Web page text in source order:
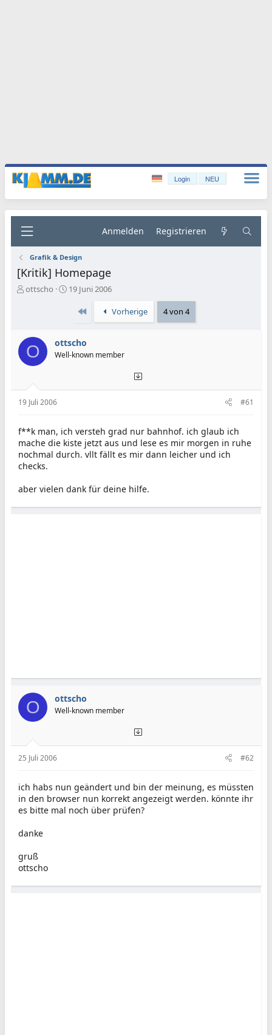
Login NEU
Anmelden Registrieren
Grafik & Design
[Kritik] Homepage
E
l
e
ottscho
E
l
l
19 Juni 2006
Erste
Vorherige 4 von 4
O ottscho
Well-known member
19 Juli 2006 #61
f**k man, ich versteh grad nur bahnhof. ich glaub ich
mache die kiste jetzt aus und lese es mir morgen in ruhe
nochmal durch. vllt fällt es mir dann leicher und ich
checks.
aber vielen dank für deine hilfe.
O ottscho
Well-known member
25 Juli 2006 #62
ich habs nun geändert und bin der meinung, es müssten
in den browser nun korrekt angezeigt werden. könnte ihr
es bitte mal noch über prüfen?
danke
gruß
ottscho